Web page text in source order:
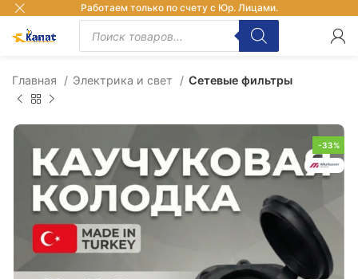
Главная Электрика и свет Сетевые фильтры
-33%
Работаем только по счету с Юр. Лицами.